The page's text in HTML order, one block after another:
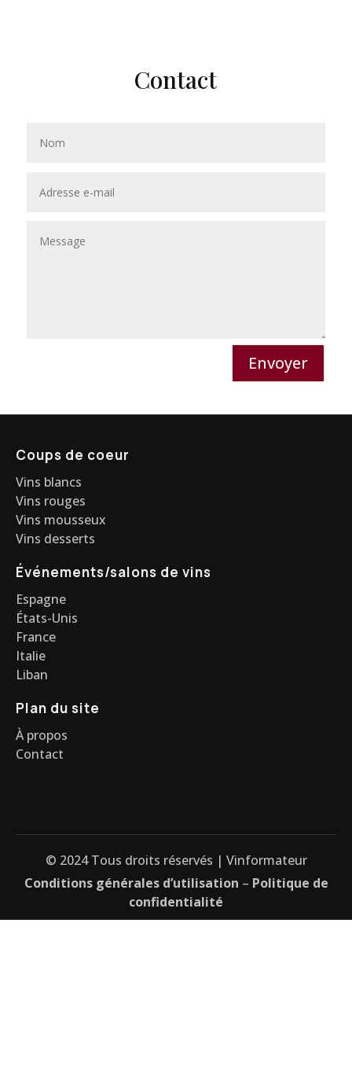
Contact
Envoyer
Coups de coeur
Vins blancs
Vins rouges
Vins mousseux
Vins desserts
Événements/salons de vins
Espagne
États-Unis
France
Italie
Liban
Plan du site
À propos
Contact
© 2024 Tous droits réservés | Vinformateur
Conditions générales d’utilisation – Politique de
confidentialité